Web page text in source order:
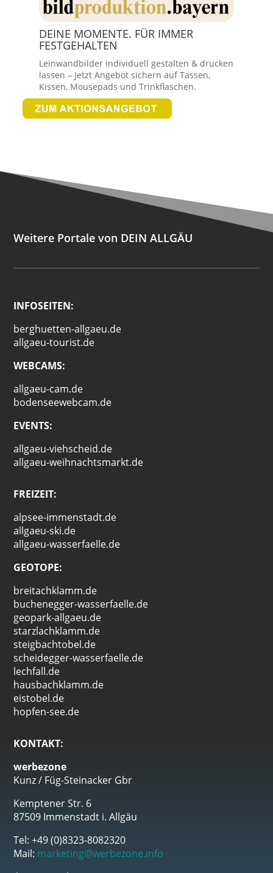
DEINE MOMENTE. FÜR IMMER
FESTGEHALTEN
Leinwandbilder individuell gestalten & drucken
lassen – Jetzt Angebot sichern auf Tassen,
Kissen, Mousepads und Trinkflaschen.
Weitere Portale von DEIN ALLGÄU
INFOSEITEN:
berghuetten-allgaeu.de
allgaeu-tourist.de
WEBCAMS:
allgaeu-cam.de
bodenseewebcam.de
EVENTS:
allgaeu-viehscheid.de
allgaeu-weihnachtsmarkt.de
FREIZEIT:
alpsee-immenstadt.de
allgaeu-ski.de
allgaeu-wasserfaelle.de
GEOTOPE:
breitachklamm.de
buchenegger-wasserfaelle.de
geopark-allgaeu.de
starzlachklamm.de
steigbachtobel.de
scheidegger-wasserfaelle.de
lechfall.de
hausbachklamm.de
eistobel.de
hopfen-see.de
KONTAKT:
werbezone
Kunz / Füg-Steinacker Gbr
Kemptener Str. 6
87509 Immenstadt i. Allgäu
Tel: +49 (0)8323-8082320
Mail: marketing@werbezone.info